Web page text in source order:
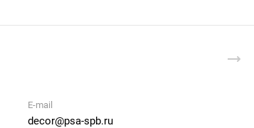
E-mail
decor@psa-spb.ru